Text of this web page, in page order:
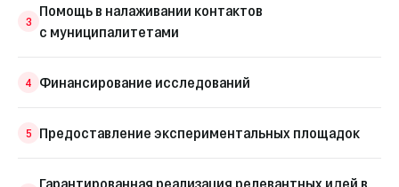
3
Помощь в налаживании контактов
с муниципалитетами
4 Финансирование исследований
5 Предоставление экспериментальных площадок
Гарантированная реализация релевантных идей в